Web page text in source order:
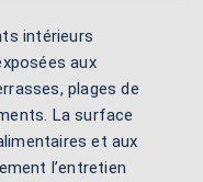
intérieurs
aux
plages de
La surface
et aux
l’entretien